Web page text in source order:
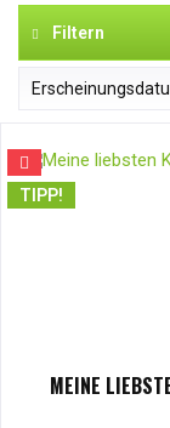
Filtern
TIPP!
MEINE